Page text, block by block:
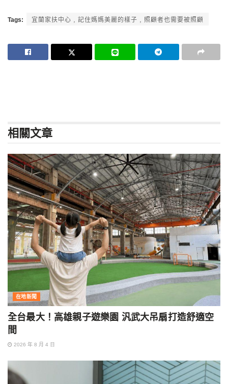
Tags: 宜蘭家扶中心﹐記住媽媽美麗的樣子﹐照顧者也需要被照顧
相關文章
在地新聞
全台最大！高雄親子遊樂園 汎武大吊扇打造舒適空
間
2026 年 8 月 4 日